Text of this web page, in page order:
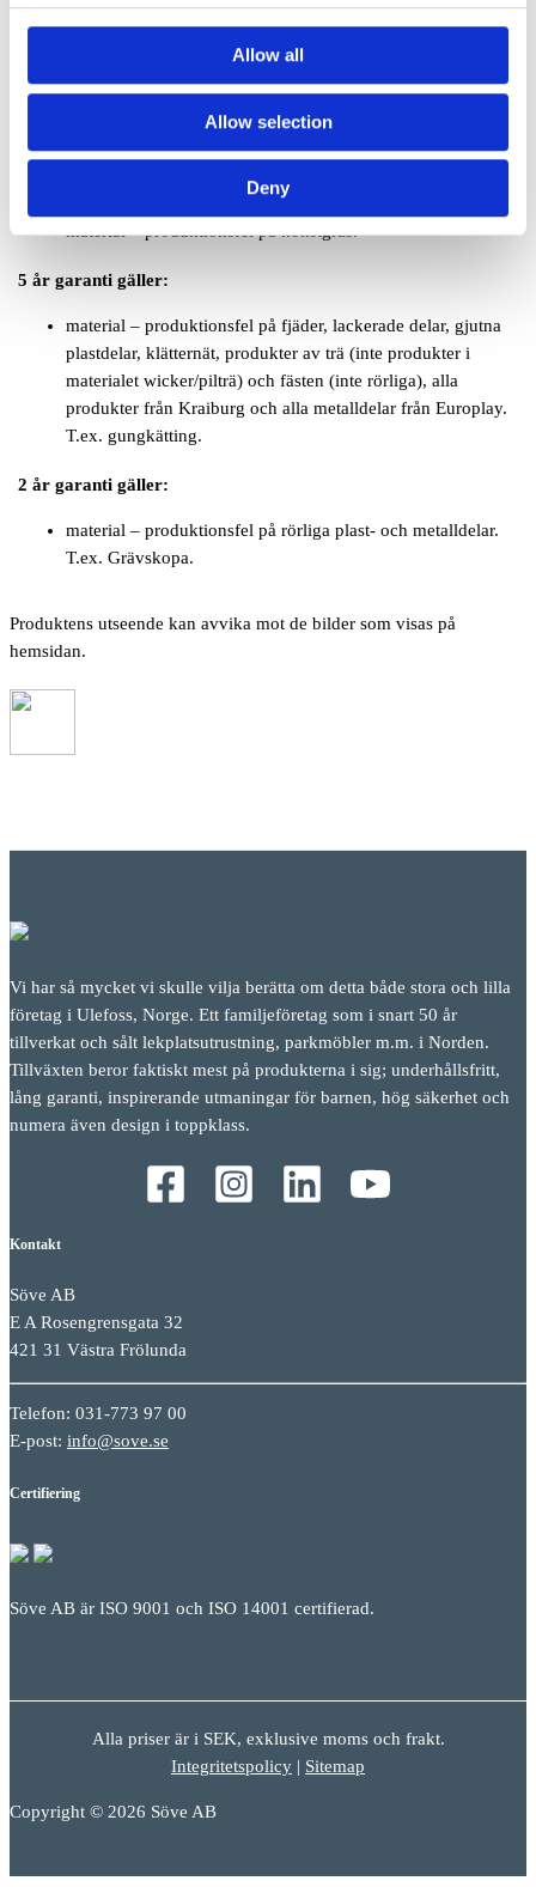
Allow all
Allow selection
Deny
material – produktionsfel på galvaniserade delar och andra ej
lackade delar av stål, samt plattor av HDPE. T.ex. stålstolpar
material – produktionsfel på delar av lärk och ek från
material – produktionsfel på konstgräs.
5 år garanti gäller:
material – produktionsfel på fjäder, lackerade delar, gjutna
plastdelar, klätternät, produkter av trä (inte produkter i
materialet wicker/pilträ) och fästen (inte rörliga), alla
produkter från Kraiburg och alla metalldelar från Europlay.
T.ex. gungkätting.
2 år garanti gäller:
material – produktionsfel på rörliga plast- och metalldelar.
T.ex. Grävskopa.
Produktens utseende kan avvika mot de bilder som visas på
hemsidan.
Vi har så mycket vi skulle vilja berätta om detta både stora och lilla
företag i Ulefoss, Norge. Ett familjeföretag som i snart 50 år
tillverkat och sålt lekplatsutrustning, parkmöbler m.m. i Norden.
Tillväxten beror faktiskt mest på produkterna i sig; underhållsfritt,
lång garanti, inspirerande utmaningar för barnen, hög säkerhet och
numera även design i toppklass.
Kontakt
Söve AB
E A Rosengrensgata 32
421 31 Västra Frölunda
Telefon: 031-773 97 00
E-post: info@sove.se
Certifiering
Söve AB är ISO 9001 och ISO 14001 certifierad.
Alla priser är i SEK, exklusive moms och frakt.
Integritetspolicy | Sitemap
Copyright © 2026 Söve AB